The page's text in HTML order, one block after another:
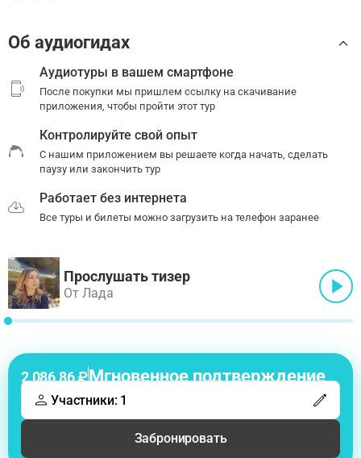
Об аудиогидах
Аудиотуры в вашем смартфоне
После покупки мы пришлем ссылку на скачивание
приложения, чтобы пройти этот тур
Контролируйте свой опыт
С нашим приложением вы решаете когда начать, сделать
паузу или закончить тур
Работает без интернета
Все туры и билеты можно загрузить на телефон заранее
Прослушать тизер
От Лада
2 086,86 ₽Мгновенное подтверждение
Участники: 1
Забронировать